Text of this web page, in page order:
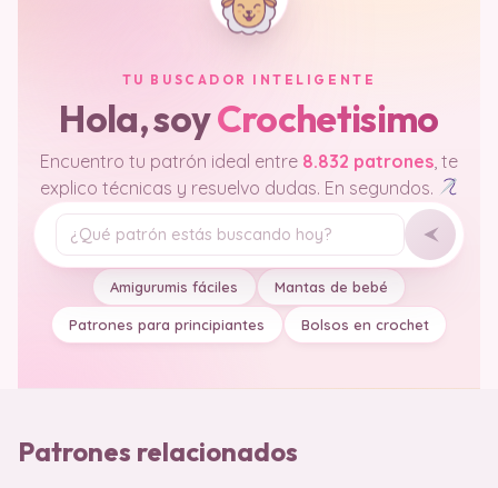
TU BUSCADOR INTELIGENTE
Hola, soyCrochetisimo
Encuentro tu patrón ideal entre 8.832 patrones , te
explico técnicas y resuelvo dudas. En segundos.
Tu pregunta
Amigurumis fáciles Mantas de bebé
Patrones para principiantes Bolsos en crochet
Patrones relacionados